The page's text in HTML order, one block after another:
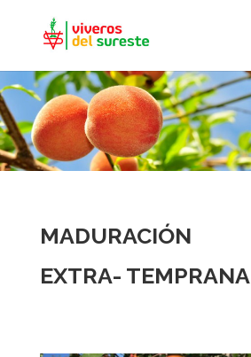
MADURACIÓN
EXTRA- TEMPRANA